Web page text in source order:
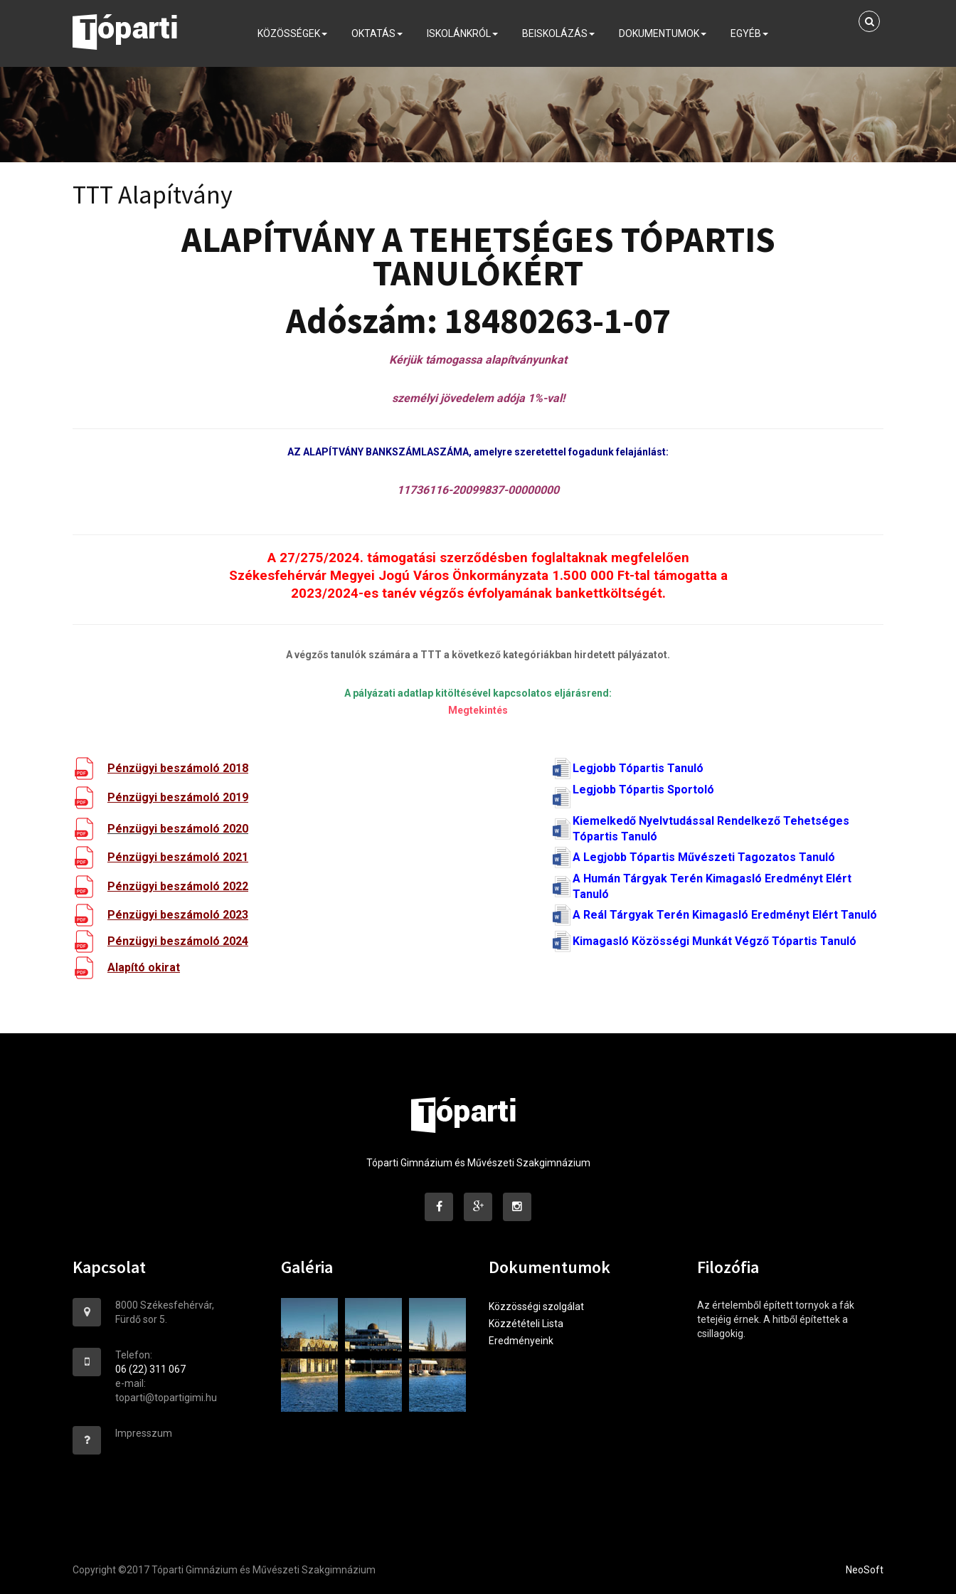
KÖZÖSSÉGEK OKTATÁS ISKOLÁNKRÓL BEISKOLÁZÁS DOKUMENTUMOK EGYÉB
TTT Alapítvány
ALAPÍTVÁNY A TEHETSÉGES TÓPARTIS
TANULÓKÉRT
Adószám: 18480263-1-07
Kérjük támogassa alapítványunkat
személyi jövedelem adója 1%-val!
AZ ALAPÍTVÁNY BANKSZÁMLASZÁMA, amelyre szeretettel fogadunk felajánlást:
11736116-20099837-00000000
A 27/275/2024. támogatási szerződésben foglaltaknak megfelelően
Székesfehérvár Megyei Jogú Város Önkormányzata 1.500 000 Ft-tal támogatta a
2023/2024-es tanév végzős évfolyamának bankettköltségét.
A végzős tanulók számára a TTT a következő kategóriákban hirdetett pályázatot.
A pályázati adatlap kitöltésével kapcsolatos eljárásrend:
Megtekintés
Pénzügyi beszámoló 2018 Legjobb Tópartis Tanuló
Pénzügyi beszámoló 2019
Legjobb Tópartis Sportoló
Pénzügyi beszámoló 2020
Kiemelkedő Nyelvtudással Rendelkező Tehetséges
Tópartis Tanuló
Pénzügyi beszámoló 2021
A Legjobb Tópartis Művészeti Tagozatos Tanuló
Pénzügyi beszámoló 2022
A Humán Tárgyak Terén Kimagasló Eredményt Elért
Tanuló
Pénzügyi beszámoló 2023
A Reál Tárgyak Terén Kimagasló Eredményt Elért Tanuló
Pénzügyi beszámoló 2024
Kimagasló Közösségi Munkát Végző Tópartis Tanuló
Alapító okirat
Tóparti Gimnázium és Művészeti Szakgimnázium
Kapcsolat
8000 Székesfehérvár,
Fürdő sor 5.
Telefon:
06 (22) 311 067
e-mail:
toparti@topartigimi.hu
Impresszum
Galéria Dokumentumok
Közzösségi szolgálat
Közzétételi Lista
Eredményeink
Filozófia
Az értelemből épített tornyok a fák
tetejéig érnek. A hitből építettek a
csillagokig.
Copyright ©2017 Tóparti Gimnázium és Művészeti Szakgimnázium NeoSoft